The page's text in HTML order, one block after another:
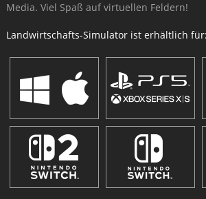
Media. Viel Spaß auf virtuellen Feldern!
Landwirtschafts-Simulator ist erhältlich für: